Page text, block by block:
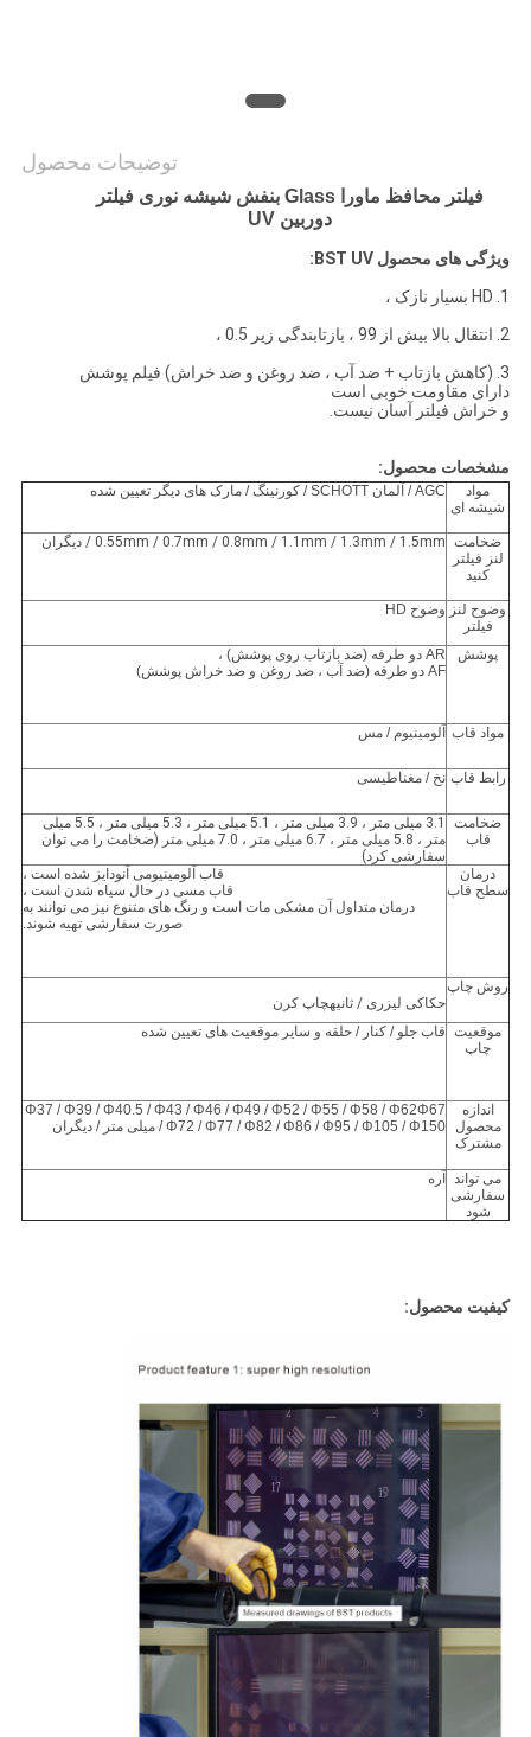
توضیحات محصول
فیلتر محافظ ماورا Glass بنفش شیشه نوری فیلتر
دوربین UV
ویژگی های محصول BST UV:
1. HD بسیار نازک ،
2. انتقال بالا بیش از 99 ، بازتابندگی زیر 0.5 ،
3. (کاهش بازتاب + ضد آب ، ضد روغن و ضد خراش) فیلم پوشش
دارای مقاومت خوبی است
و خراش فیلتر آسان نیست.
مشخصات محصول:
مواد
شیشه ای
AGC / آلمان SCHOTT / کورنینگ / مارک های دیگر تعیین شده
ضخامت
لنز فیلتر
کنید
0.55mm / 0.7mm / 0.8mm / 1.1mm / 1.3mm / 1.5mm / دیگران
وضوح لنز
فیلتر
وضوح HD
پوشش
AR دو طرفه (ضد بازتاب روی پوشش) ،
AF دو طرفه (ضد آب ، ضد روغن و ضد خراش پوشش)
مواد قاب آلومینیوم / مس
رابط قاب نخ / مغناطیسی
ضخامت
قاب
3.1 میلی متر ، 3.9 میلی متر ، 5.1 میلی متر ، 5.3 میلی متر ، 5.5 میلی
متر ، 5.8 میلی متر ، 6.7 میلی متر ، 7.0 میلی متر (ضخامت را می توان
سفارشی کرد)
درمان
سطح قاب
قاب آلومینیومی آنودایز شده است ،
قاب مسی در حال سیاه شدن است ،
درمان متداول آن مشکی مات است و رنگ های متنوع نیز می توانند به
صورت سفارشی تهیه شوند.
روش چاپ
حکاکی لیزری / ثانیهچاپ کرن
موقعیت
چاپ
قاب جلو / کنار / حلقه و سایر موقعیت های تعیین شده
اندازه
محصول
مشترک
Φ37 / Φ39 / Φ40.5 / Φ43 / Φ46 / Φ49 / Φ52 / Φ55 / Φ58 / Φ62Φ67
/ Φ72 / Φ77 / Φ82 / Φ86 / Φ95 / Φ105 / Φ150 میلی متر / دیگران
می تواند
سفارشی
شود
آره
کیفیت محصول: